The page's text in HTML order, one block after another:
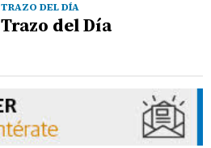
TRAZO DEL DÍA
Trazo del Día